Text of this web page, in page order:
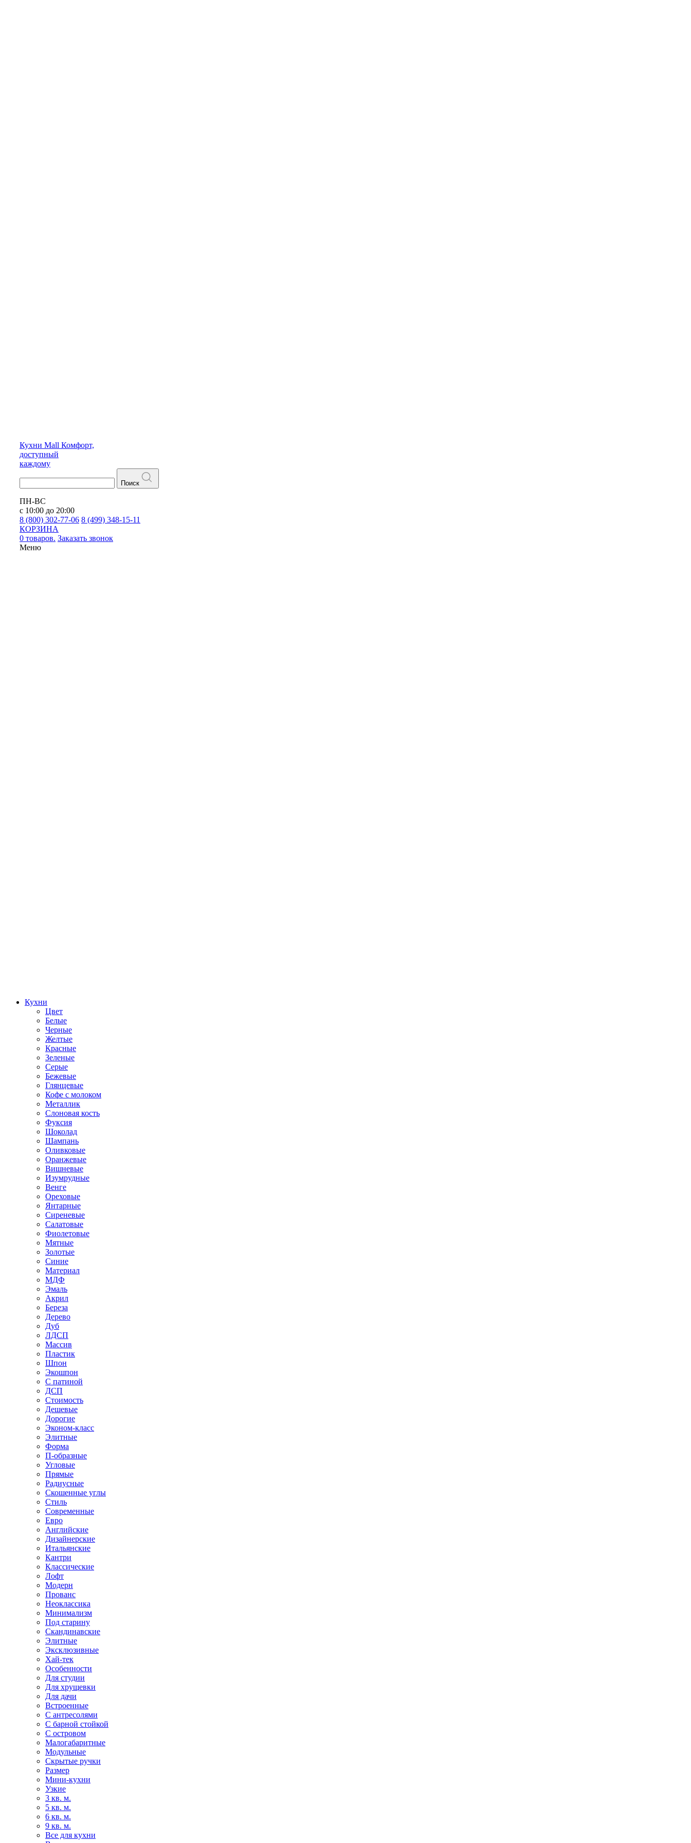
Кухни Mall Комфорт,
доступный
каждому
Поиск
ПН-ВС
с 10:00 до 20:00
8 (800) 302-77-06 8 (499) 348-15-11
КОРЗИНА
0 товаров. Заказать звонок
Меню
Кухни
Цвет
Белые
Черные
Желтые
Красные
Зеленые
Серые
Бежевые
Глянцевые
Кофе с молоком
Металлик
Слоновая кость
Фуксия
Шоколад
Шампань
Оливковые
Оранжевые
Вишневые
Изумрудные
Венге
Ореховые
Янтарные
Сиреневые
Салатовые
Фиолетовые
Мятные
Золотые
Синие
Материал
МДФ
Эмаль
Акрил
Береза
Дерево
Дуб
ЛДСП
Массив
Пластик
Шпон
Экошпон
С патиной
ДСП
Стоимость
Дешевые
Дорогие
Эконом-класс
Элитные
Форма
П-образные
Угловые
Прямые
Радиусные
Скошенные углы
Стиль
Современные
Евро
Английские
Дизайнерские
Итальянские
Кантри
Классические
Лофт
Модерн
Прованс
Неоклассика
Минимализм
Под старину
Скандинавские
Элитные
Эксклюзивные
Хай-тек
Особенности
Для студии
Для хрущевки
Для дачи
Встроенные
С антресолями
С барной стойкой
С островом
Малогабаритные
Модульные
Скрытые ручки
Размер
Мини-кухни
Узкие
3 кв. м.
5 кв. м.
6 кв. м.
9 кв. м.
Все для кухни